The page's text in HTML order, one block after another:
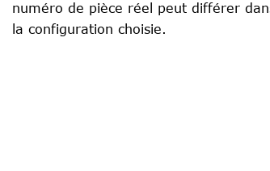
numéro de pièce réel peut différer
la configuration choisie.